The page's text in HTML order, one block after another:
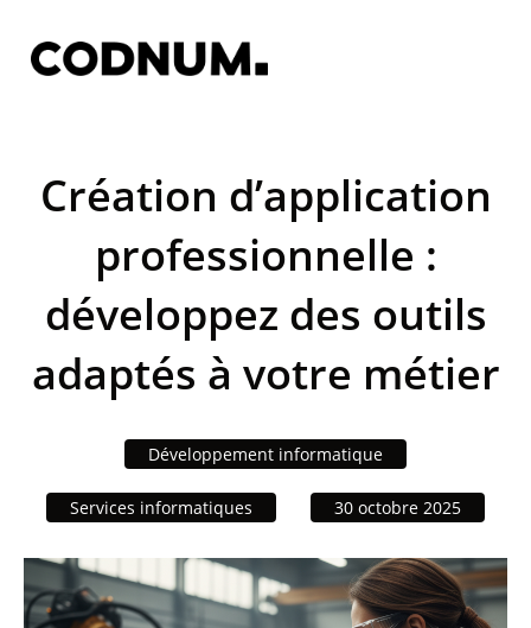
Création d’application
professionnelle :
développez des outils
adaptés à votre métier
Développement informatique
Services informatiques 30 octobre 2025